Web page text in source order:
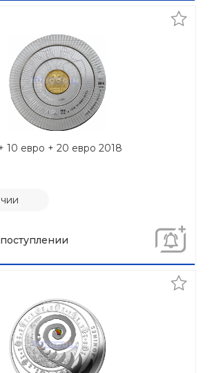
10 евро + 20 евро 2018